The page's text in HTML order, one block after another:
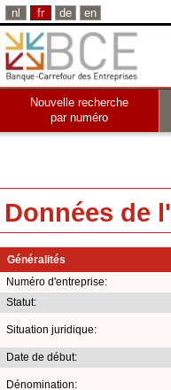
nl fr de en
Nouvelle recherche
par numéro
Données de
Généralités
Numéro d'entreprise:
Statut:
Situation juridique:
Date de début:
Dénomination: